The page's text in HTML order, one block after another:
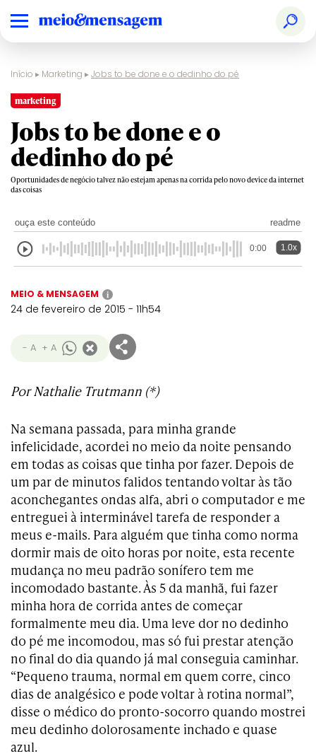
Início ▸ Marketing ▸Jobs to be done e o dedinho do pé
marketing
Jobs to be done e o
dedinho do pé
Oportunidades de negócio talvez não estejam apenas na corrida pelo novo device da internet
das coisas
ouça este conteúdo readme
0:00 1.0x
MEIO & MENSAGEM i
24 de fevereiro de 2015 - 11h54
- A + A
Por Nathalie Trutmann (*)
Na semana passada, para minha grande
infelicidade, acordei no meio da noite pensando
em todas as coisas que tinha por fazer. Depois de
um par de minutos falidos tentando voltar às tão
aconchegantes ondas alfa, abri o computador e me
entreguei à interminável tarefa de responder a
meus e-mails. Para alguém que tinha como norma
dormir mais de oito horas por noite, esta recente
mudança no meu padrão sonífero tem me
incomodado bastante. Às 5 da manhã, fui fazer
minha hora de corrida antes de começar
formalmente meu dia. Uma leve dor no dedinho
do pé me incomodou, mas só fui prestar atenção
no final do dia quando já mal conseguia caminhar.
“Pequeno trauma, normal em quem corre, cinco
dias de analgésico e pode voltar à rotina normal”,
disse o médico do pronto-socorro quando mostrei
meu dedinho dolorosamente inchado e quase
azul.